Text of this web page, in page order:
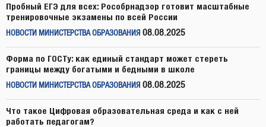
Пробный ЕГЭ для всех: Рособрнадзор готовит масштабные
тренировочные экзамены по всей России
НОВОСТИ МИНИСТЕРСТВА ОБРАЗОВАНИЯ 08.08.2025
Форма по ГОСТу: как единый стандарт может стереть
границы между богатыми и бедными в школе
НОВОСТИ МИНИСТЕРСТВА ОБРАЗОВАНИЯ 08.08.2025
Что такое Цифровая образовательная среда и как с ней
работать педагогам?